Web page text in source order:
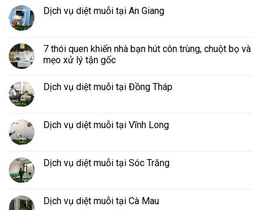
Dịch vụ diệt muỗi tại An Giang
7 thói quen khiến nhà bạn hút côn trùng, chuột bọ và
mẹo xử lý tận gốc
Dịch vụ diệt muỗi tại Đồng Tháp
Dịch vụ diệt muỗi tại Vĩnh Long
Dịch vụ diệt muỗi tại Sóc Trăng
Dịch vụ diệt muỗi tại Cà Mau